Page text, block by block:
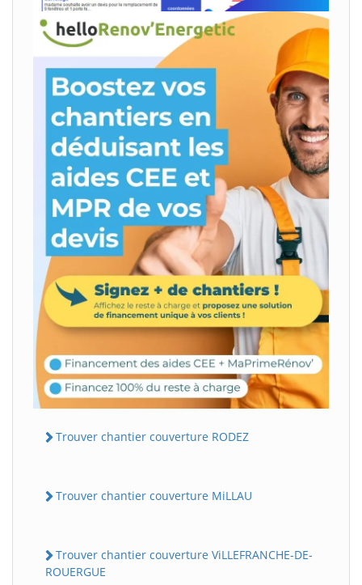
Trouver chantier couverture RODEZ
Trouver chantier couverture MiLLAU
Trouver chantier couverture ViLLEFRANCHE-DE-
ROUERGUE